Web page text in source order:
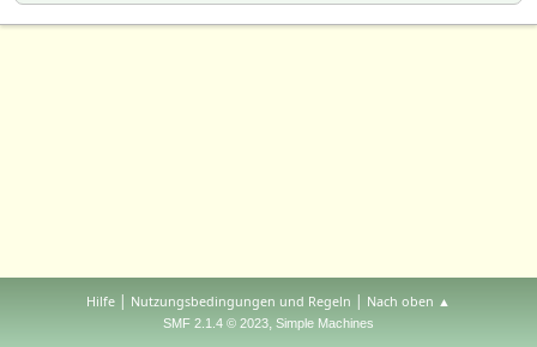
Hilfe | Nutzungsbedingungen und Regeln | Nach oben ▲
SMF 2.1.4 © 2023, Simple Machines